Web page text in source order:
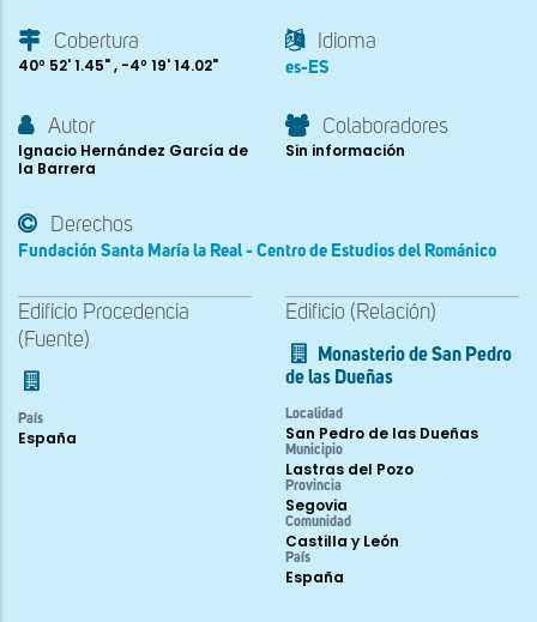
Cobertura
40º 52' 1.45" , -4º 19' 14.02"
Idioma
es-ES
Autor
Ignacio Hernández García de
la Barrera
Colaboradores
Sin información
Derechos
Fundación Santa María la Real - Centro de Estudios del Románico
Edificio Procedencia
(Fuente)
País
España
Edificio (Relación)
Monasterio de San Pedro
de las Dueñas
Localidad
San Pedro de las Dueñas
Municipio
Lastras del Pozo
Provincia
Segovia
Comunidad
Castilla y León
País
España